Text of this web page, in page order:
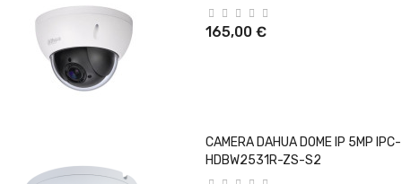
165,00 €
CAMERA DAHUA DOME IP 5MP IPC-
HDBW2531R-ZS-S2